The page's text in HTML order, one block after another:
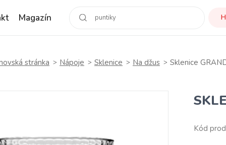
Magazín
stránka Nápoje Sklenice Na džus Sklenice
Kód